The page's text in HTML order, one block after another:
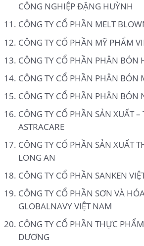
CÔNG NGHIỆP ĐẶNG HUỲNH
CÔNG TY CỔ PHẦN MELT
CÔNG TY CỔ PHẦN MỸ PHẨM
CÔNG TY CỔ PHẦN PHÂN BÓN
CÔNG TY CỔ PHẦN PHÂN BÓN
CÔNG TY CỔ PHẦN PHÂN BÓN
CÔNG TY CỔ PHẦN SẢN XUẤT
ASTRACARE
CÔNG TY CỔ PHẦN SẢN XUẤT
LONG AN
CÔNG TY CỔ PHẦN SANKEN
CÔNG TY CỔ PHẦN SƠN VÀ
GLOBALNAVY VIỆT NAM
CÔNG TY CỔ PHẦN THỰC
DƯƠNG